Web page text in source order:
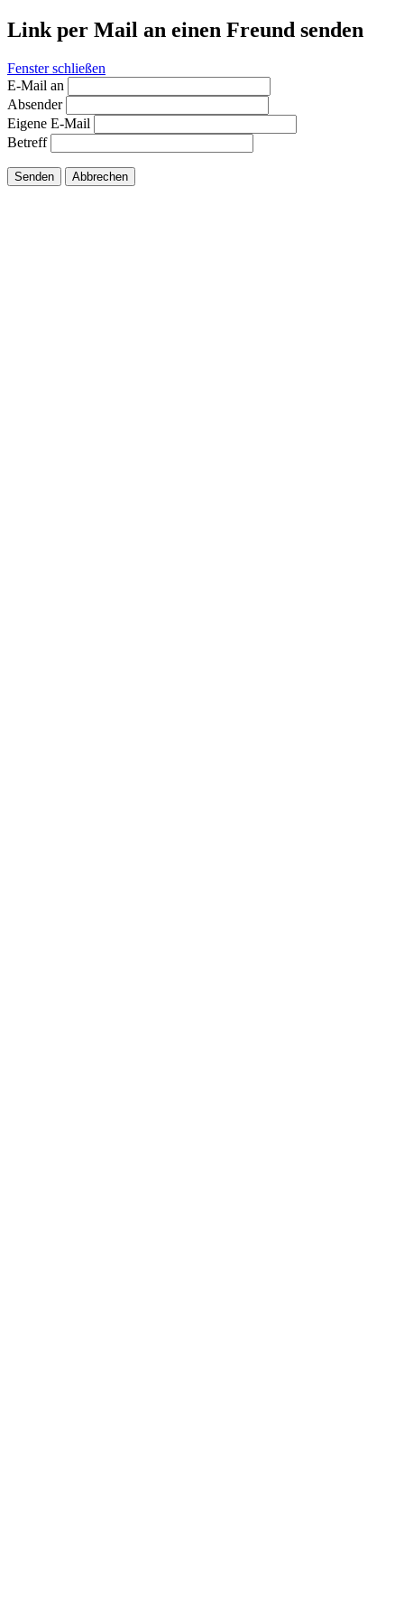
Link per Mail an einen Freund senden
Fenster schließen
E-Mail an
Absender
Eigene E-Mail
Betreff
Senden Abbrechen